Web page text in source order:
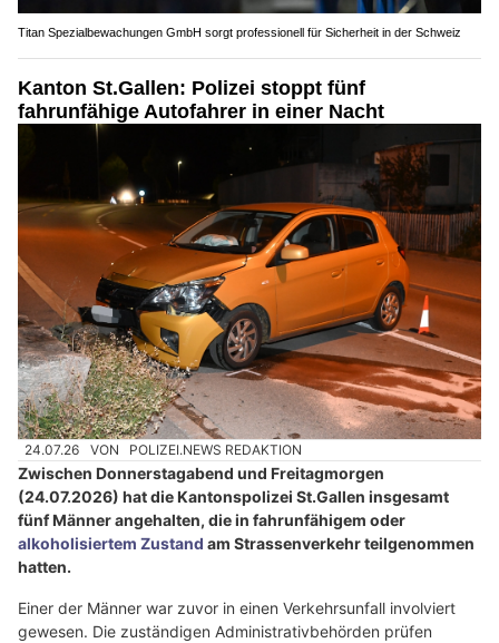
Titan Spezialbewachungen GmbH sorgt professionell für Sicherheit in der Schweiz
Kanton St.Gallen: Polizei stoppt fünf
fahrunfähige Autofahrer in einer Nacht
24.07.26 VON POLIZEI.NEWS REDAKTION
Zwischen Donnerstagabend und Freitagmorgen
(24.07.2026) hat die Kantonspolizei St.Gallen insgesamt
fünf Männer angehalten, die in fahrunfähigem oder
alkoholisiertem Zustand am Strassenverkehr teilgenommen
hatten.
Einer der Männer war zuvor in einen Verkehrsunfall involviert
gewesen. Die zuständigen Administrativbehörden prüfen